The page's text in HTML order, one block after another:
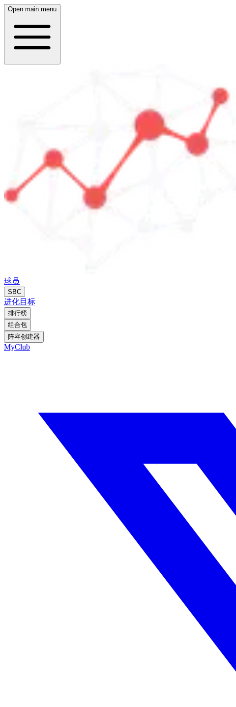
Open main menu
球员
SBC
进化目标
排行榜
组合包
阵容创建器
MyClub